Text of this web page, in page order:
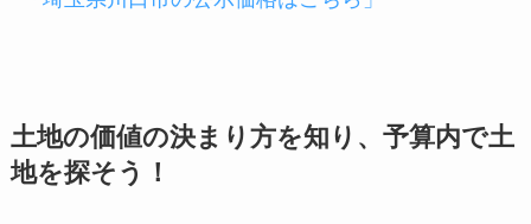
土地の価値の決まり方を知り、予算内で土
地を探そう！